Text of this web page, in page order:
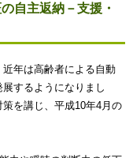
自主返納－支援・
年は高齢者による自動
するようになりまし
を講じ、平成10年4月の